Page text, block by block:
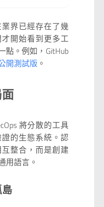
界已經存在了幾
開始看到更多工
點。例如，GitHub
開測試版。
將分散的工具
的生態系統。認
整合，而是創建
用語言。